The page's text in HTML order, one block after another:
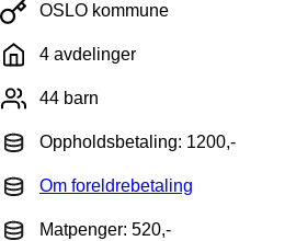
OSLO kommune
4 avdelinger
44 barn
Oppholdsbetaling: 1200,-
Om foreldrebetaling
Matpenger: 520,-